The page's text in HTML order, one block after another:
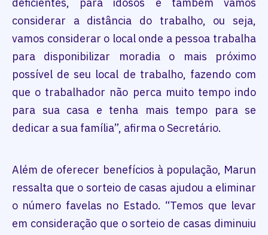
considerar a distância do trabalho, ou seja,
vamos considerar o local onde a pessoa trabalha
para disponibilizar moradia o mais próximo
possível de seu local de trabalho, fazendo com
que o trabalhador não perca muito tempo indo
para sua casa e tenha mais tempo para se
dedicar a sua família”, afirma o Secretário.
Além de oferecer benefícios à população, Marun
ressalta que o sorteio de casas ajudou a eliminar
o número favelas no Estado. “Temos que levar
em consideração que o sorteio de casas diminuiu